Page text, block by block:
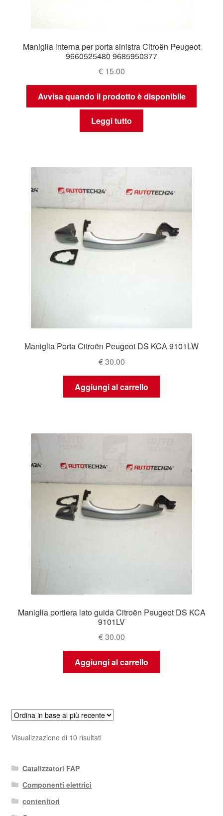
Maniglia interna per porta sinistra Citroën Peugeot
9660525480 9685950377
€15.00
Avvisa quando il prodotto è disponibile
Leggi tutto
Maniglia Porta Citroën Peugeot DS KCA 9101LW
€30.00
Aggiungi al carrello
Maniglia portiera lato guida Citroën Peugeot DS KCA
9101LV
€30.00
Aggiungi al carrello
Visualizzazione di 10 risultatiOrdina
Catalizzatori FAP
Componenti elettrici
contenitori